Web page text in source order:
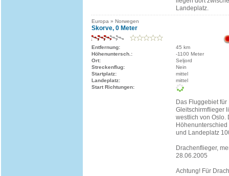
Landeplatz.
Europa » Norwegen
Skorve, 0 Meter
Entfernung:
45 km
Höhenuntersch.:
-1100 Meter
Ort:
Seljord
Streckenflug:
Nein
Startplatz:
mittel
Landeplatz:
mittel
Start Richtungen:
Das Fluggebiet
Gleitschirmflieger
westlich von Oslo.
und Landeplatz
Drachenflieger,
28.06.2005
Achtung! Für